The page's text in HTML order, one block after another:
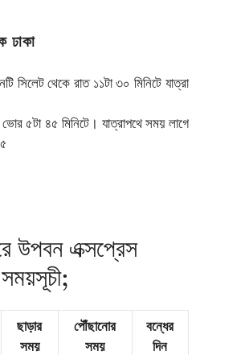
ঢাকা
সিলেট থেকে রাত ১১টা ৩০ মিনিটে যাত্রা
ভোর ৫টা ৪৫ মিনিটে। যাত্রাপথে সময় লাগে
উপবন এক্সপ্রেস
ছাড়ার
সময়
পৌঁছানোর
সময়
বন্ধের
দিন